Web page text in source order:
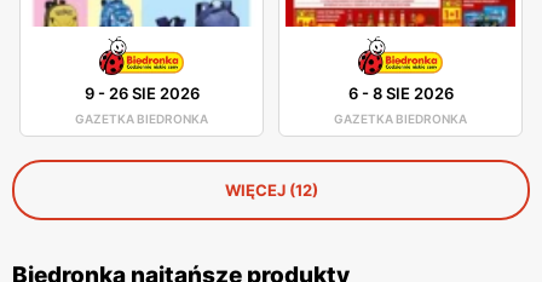
9-26 SIE 2026
GAZETKA BIEDRONKA
6-8 SIE 2026
GAZETKA BIEDRONKA
WIĘCEJ (12)
Biedronka najtańsze produkty